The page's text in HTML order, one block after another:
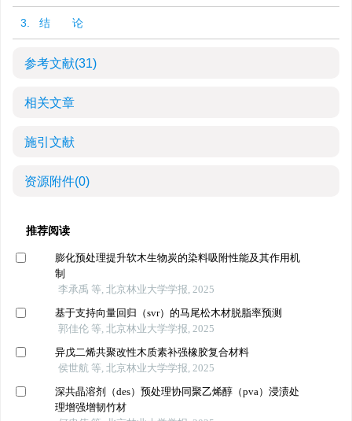
3. 结 论
参考文献(31)
相关文章
施引文献
资源附件(0)